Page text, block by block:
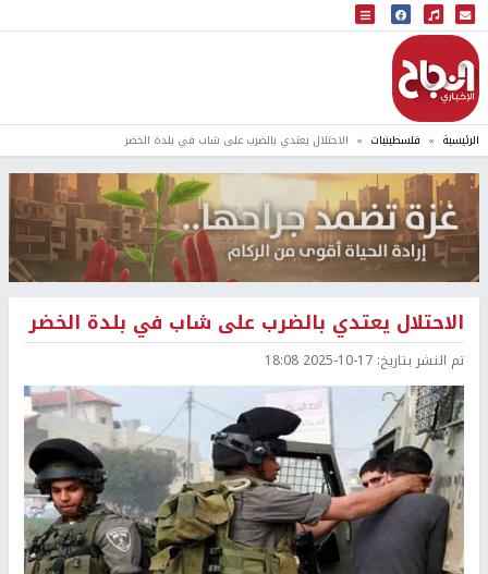
البث المباشر
إذاعة النجاح
الرئيسية فلسطينيات الاحتلال يعتدي بالضرب على شاب في بلدة الخضر
الاحتلال يعتدي بالضرب على شاب في بلدة الخضر
تم النشر بتاريخ: 2025-10-17 18:08